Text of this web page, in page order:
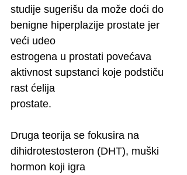
studije sugerišu da može doći do
benigne hiperplazije prostate jer
veći udeo
estrogena u prostati povećava
aktivnost supstanci koje podstiču
rast ćelija
prostate.
Druga teorija se fokusira na
dihidrotestosteron (DHT), muški
hormon koji igra